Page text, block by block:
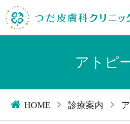
アトピ
HOME 診療案内